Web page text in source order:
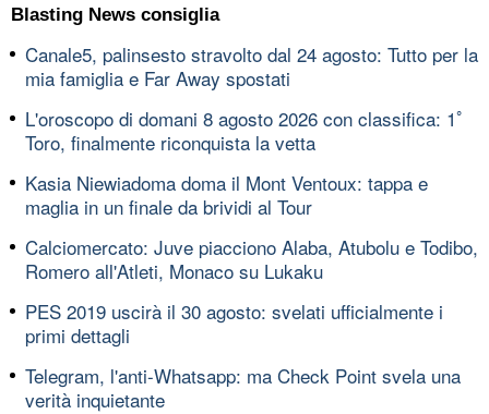
Blasting News consiglia
Canale5, palinsesto stravolto dal 24 agosto: Tutto per la
mia famiglia e Far Away spostati
L'oroscopo di domani 8 agosto 2026 con classifica: 1ﾟ
Toro, finalmente riconquista la vetta
Kasia Niewiadoma doma il Mont Ventoux: tappa e
maglia in un finale da brividi al Tour
Calciomercato: Juve piacciono Alaba, Atubolu e Todibo,
Romero all'Atleti, Monaco su Lukaku
PES 2019 uscirà il 30 agosto: svelati ufficialmente i
primi dettagli
Telegram, l'anti-Whatsapp: ma Check Point svela una
verità inquietante